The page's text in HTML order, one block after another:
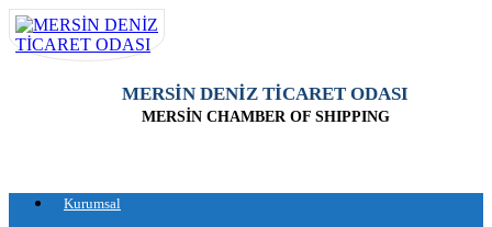
MERSİN DENİZ TİCARET ODASI
MERSİN CHAMBER OF SHIPPING
Kurumsal